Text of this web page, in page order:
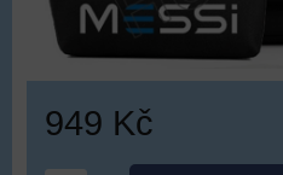
949 Kč